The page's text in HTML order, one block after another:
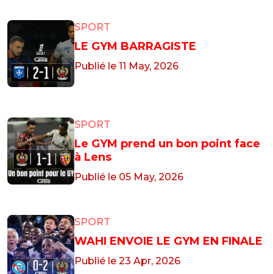
SPORT
LE GYM BARRAGISTE
Publié le 11 May, 2026
SPORT
Le GYM prend un bon point face
à Lens
Publié le 05 May, 2026
SPORT
WAHI ENVOIE LE GYM EN FINALE
Publié le 23 Apr, 2026